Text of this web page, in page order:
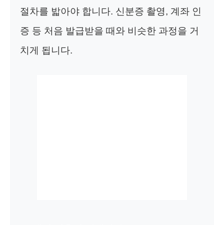
절차를 밟아야 합니다. 신분증 촬영, 계좌 인
증 등 처음 발급받을 때와 비슷한 과정을 거
치게 됩니다.